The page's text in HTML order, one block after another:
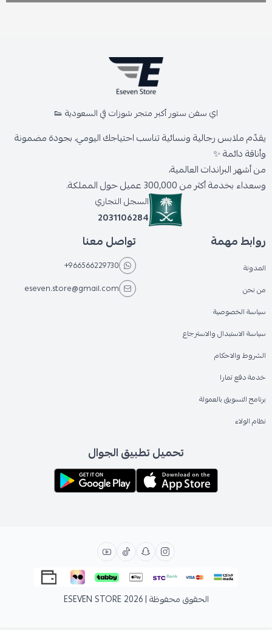
اي سفن ستور أكبر متجر شوزات في السعودية 👟
يقدّم ملابس رجالية ونسائية تناسب احتياجك اليومي، بجودة مضمونة
وأناقة دائمة ✨
من أشهر البراندات العالمية،
وسعداء بخدمة أكثر من 300,000 عميل حول المملكة.
السجل التجاري
2031106284
روابط مهمة
المدونة
من نحن
سياسة الخصوصية
سياسة الاستبدال والاسترجاع
الشروط والاحكام
خدمة دفع تمارا
برنامج التسويق بالعمولة
نظام الولاء
تواصل معنا
+966566229730
eseven.store@gmail.com
تحميل تطبيق الجوال
الحقوق محفوظة | 2026 ESEVEN STORE